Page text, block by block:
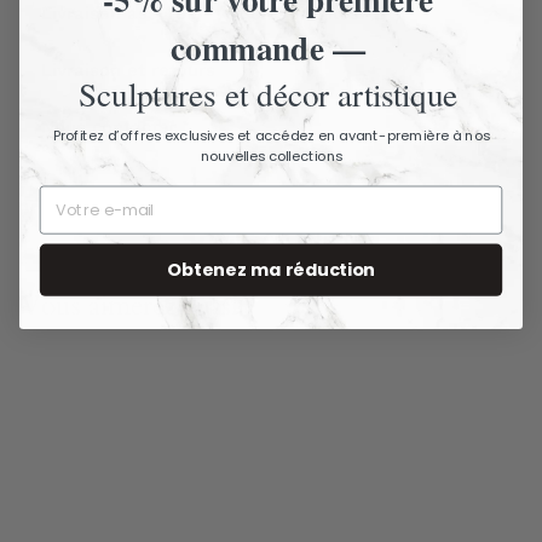
Livraison assurée - Articles fragiles
Livraison et retours
Nous contacter
Vous aimerez aussi
commande —
Sculptures et décor artistique
Profitez d’offres exclusives et accédez en avant-première à nos
nouvelles collections
Obtenez ma réduction